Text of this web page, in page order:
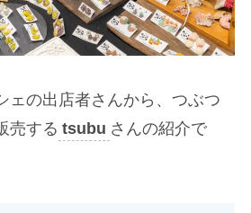
ェの出店者さんから、つぶつ
売する tsubu さんの紹介で